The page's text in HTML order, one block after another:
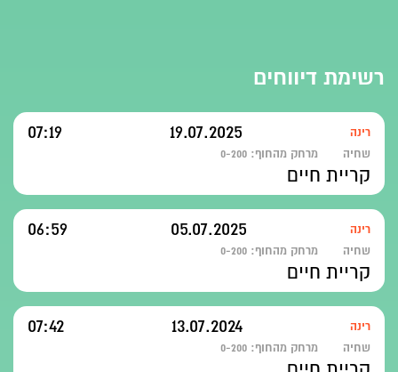
רשימת דיווחים
רינה 19.07.2025
07:19
שחיה מרחק מהחוף: 0-200
קריית חיים
רינה 05.07.2025
06:59
שחיה מרחק מהחוף: 0-200
קריית חיים
רינה 13.07.2024
07:42
שחיה מרחק מהחוף: 0-200